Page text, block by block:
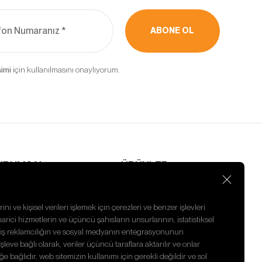
ABONE OL
için kullanılmasını onaylıyorum.
Kaynakları
Politikası
ÜRÜNLER
Pervaneli Mil
Tamir Takımı
Sarf Malzemesi
Kafa Somunu
ve
ve kişisel verileri işlemek için çerezleri ve benzer işlevleri
hizmetlerin ve üçüncü şahısların unsurlarının, istatistiksel
ve sosyal medyanın entegrasyonunun
bağlı olarak, veriler üçüncü taraflara aktarılır ve onlar
bağlıdır, web sitemizin kullanımı için gerekli değildir ve sol